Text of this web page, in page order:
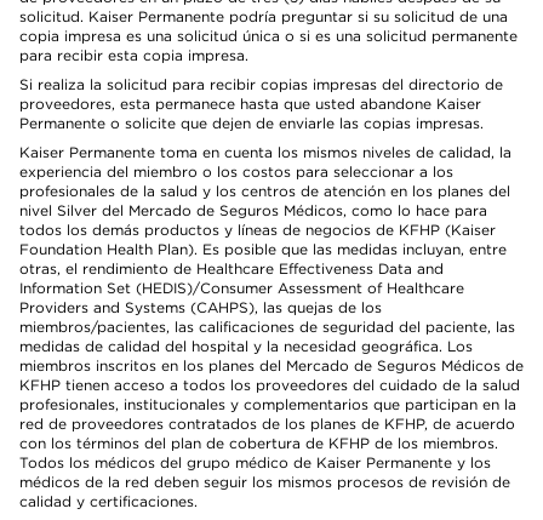
solicitud. Kaiser Permanente podría preguntar si su solicitud de una
copia impresa es una solicitud única o si es una solicitud permanente
para recibir esta copia impresa.
Si realiza la solicitud para recibir copias impresas del directorio de
proveedores, esta permanece hasta que usted abandone Kaiser
Permanente o solicite que dejen de enviarle las copias impresas.
Kaiser Permanente toma en cuenta los mismos niveles de calidad, la
experiencia del miembro o los costos para seleccionar a los
profesionales de la salud y los centros de atención en los planes del
nivel Silver del Mercado de Seguros Médicos, como lo hace para
todos los demás productos y líneas de negocios de KFHP (Kaiser
Foundation Health Plan). Es posible que las medidas incluyan, entre
otras, el rendimiento de Healthcare Effectiveness Data and
Information Set (HEDIS)/Consumer Assessment of Healthcare
Providers and Systems (CAHPS), las quejas de los
miembros/pacientes, las calificaciones de seguridad del paciente, las
medidas de calidad del hospital y la necesidad geográfica. Los
miembros inscritos en los planes del Mercado de Seguros Médicos de
KFHP tienen acceso a todos los proveedores del cuidado de la salud
profesionales, institucionales y complementarios que participan en la
red de proveedores contratados de los planes de KFHP, de acuerdo
con los términos del plan de cobertura de KFHP de los miembros.
Todos los médicos del grupo médico de Kaiser Permanente y los
médicos de la red deben seguir los mismos procesos de revisión de
calidad y certificaciones.